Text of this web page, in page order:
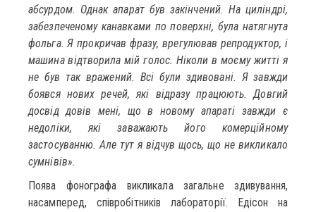
абсурдом. Однак апарат був закінчений. На циліндрі,
забезпеченому канавками по поверхні, була натягнута
фольга. Я прокричав фразу, врегулював репродуктор, і
машина відтворила мій голос. Ніколи в моєму житті я
не був так вражений. Всі були здивовані. Я завжди
боявся нових речей, які відразу працюють. Довгий
досвід довів мені, що в новому апараті завжди є
недоліки, які заважають його комерційному
застосуванню. Але тут я відчув щось, що не викликало
сумнівів».
Поява фонографа викликала загальне здивування,
насамперед, співробітників лабораторії. Едісон на